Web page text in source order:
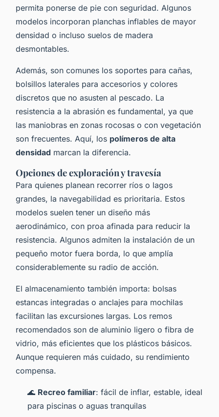
permita ponerse de pie con seguridad. Algunos
modelos incorporan planchas inflables de mayor
densidad o incluso suelos de madera
desmontables.
Además, son comunes los soportes para cañas,
bolsillos laterales para accesorios y colores
discretos que no asusten al pescado. La
resistencia a la abrasión es fundamental, ya que
las maniobras en zonas rocosas o con vegetación
son frecuentes. Aquí, los polímeros de alta
densidad marcan la diferencia.
Opciones de exploración y travesía
Para quienes planean recorrer ríos o lagos
grandes, la navegabilidad es prioritaria. Estos
modelos suelen tener un diseño más
aerodinámico, con proa afinada para reducir la
resistencia. Algunos admiten la instalación de un
pequeño motor fuera borda, lo que amplía
considerablemente su radio de acción.
El almacenamiento también importa: bolsas
estancas integradas o anclajes para mochilas
facilitan las excursiones largas. Los remos
recomendados son de aluminio ligero o fibra de
vidrio, más eficientes que los plásticos básicos.
Aunque requieren más cuidado, su rendimiento
compensa.
🌊 Recreo familiar: fácil de inflar, estable, ideal
para piscinas o aguas tranquilas